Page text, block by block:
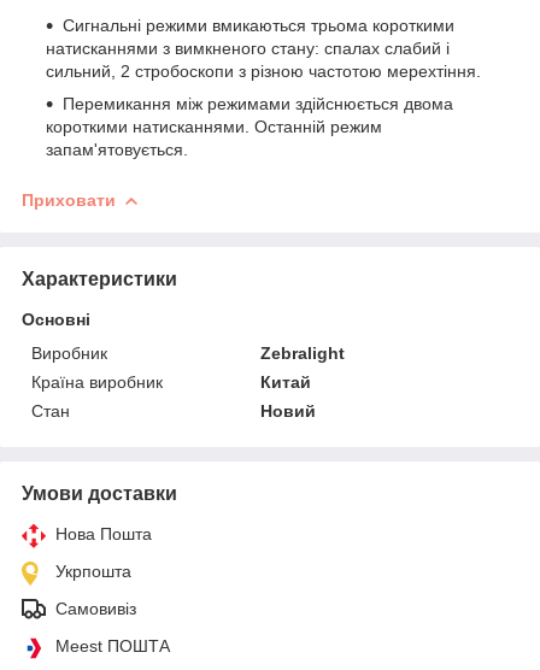
Сигнальні режими вмикаються трьома короткими
натисканнями з вимкненого стану: спалах слабий і
сильний, 2 стробоскопи з різною частотою мерехтіння.
Перемикання між режимами здійснюється двома
короткими натисканнями. Останній режим
запам'ятовується.
Приховати
Характеристики
Основні
Виробник
Zebralight
Країна виробник
Китай
Стан
Новий
Умови доставки
Нова Пошта
Укрпошта
Самовивіз
Meest ПОШТА